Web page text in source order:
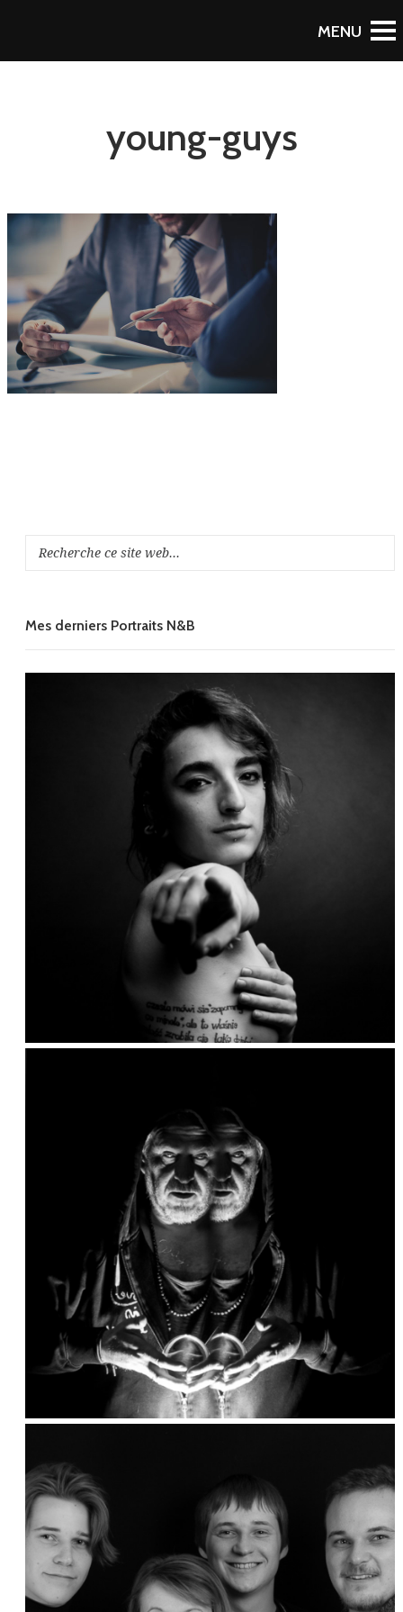
young-guys
Mes derniers Portraits N&B